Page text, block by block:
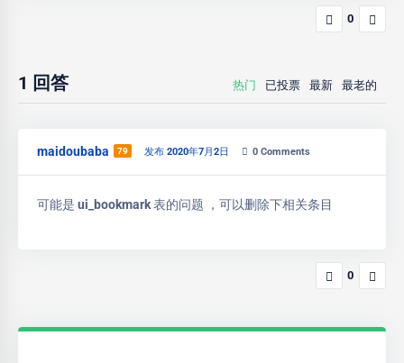
0
1 回答 热门 已投票 最新 最老的
maidoubaba 79 发布 2020年7月2日 0 Comments
可能是 ui_bookmark 表的问题 ，可以删除下相关条目
0